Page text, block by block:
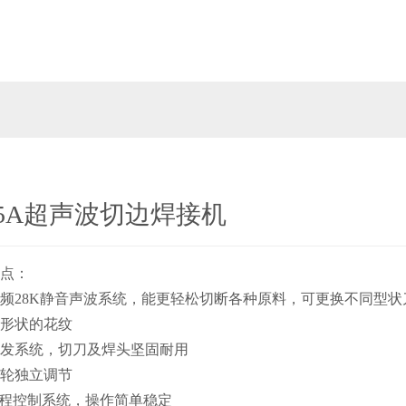
超声波切边焊接机
：
28K静音声波系统，能更轻松切断各种原料，可更换不同型状
状的花纹
系统，切刀及焊头坚固耐用
轮独立调节
控制系统，操作简单稳定